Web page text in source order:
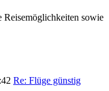
Reisemöglichkeiten sowie
Re: Flüge günstig